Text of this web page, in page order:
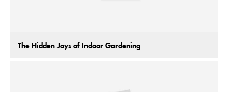
The Hidden Joys of Indoor Gardening